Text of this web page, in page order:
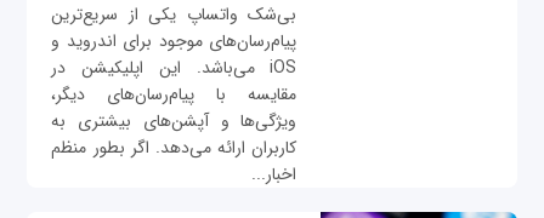
بی‌شک واتساپ یکی از سریع‌ترین
پیام‌رسان‌های موجود برای اندروید و
iOS می‌باشد. این اپلیکیشن در
مقایسه با پیام‌رسان‌های دیگر،
ویژگی‌ها و آپشن‌های بیشتری به
کاربران ارائه می‌دهد. اگر بطور منظم
اخبار...